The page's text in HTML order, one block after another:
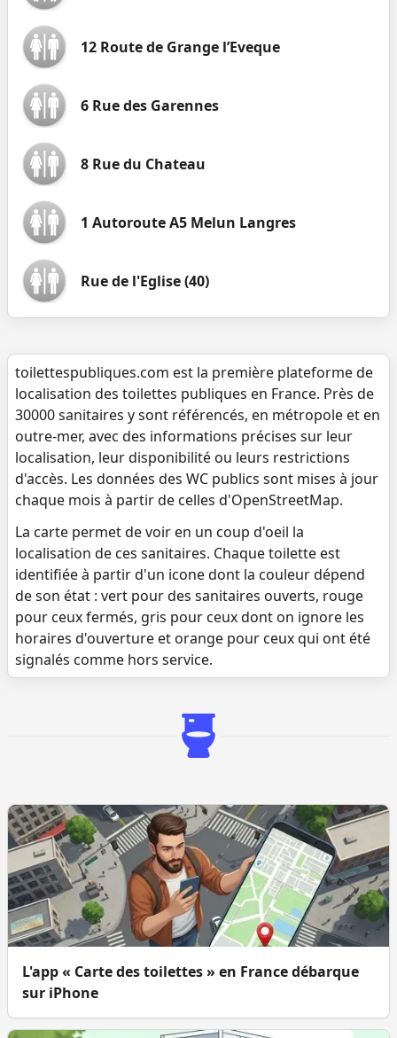
12 Route de Grange l’Eveque
6 Rue des Garennes
8 Rue du Chateau
1 Autoroute A5 Melun Langres
Rue de l'Eglise (40)
toilettespubliques.com est la première plateforme de
localisation des toilettes publiques en France. Près de
30000 sanitaires y sont référencés, en métropole et en
outre-mer, avec des informations précises sur leur
localisation, leur disponibilité ou leurs restrictions
d'accès. Les données des WC publics sont mises à jour
chaque mois à partir de celles d'OpenStreetMap.
La carte permet de voir en un coup d'oeil la
localisation de ces sanitaires. Chaque toilette est
identifiée à partir d'un icone dont la couleur dépend
de son état : vert pour des sanitaires ouverts, rouge
pour ceux fermés, gris pour ceux dont on ignore les
horaires d'ouverture et orange pour ceux qui ont été
signalés comme hors service.
L'app « Carte des toilettes » en France débarque
sur iPhone